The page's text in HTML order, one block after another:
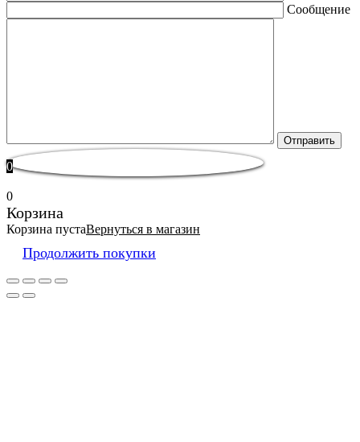
Сообщение
0
0
Корзина
Корзина пустаВернуться в магазин
Продолжить покупки